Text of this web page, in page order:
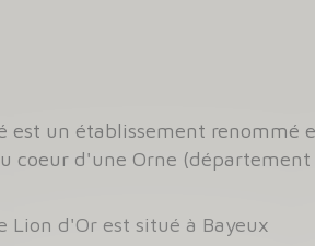
est un établissement
coeur d'une Orne (département
Lion d'Or est situé à Bayeux